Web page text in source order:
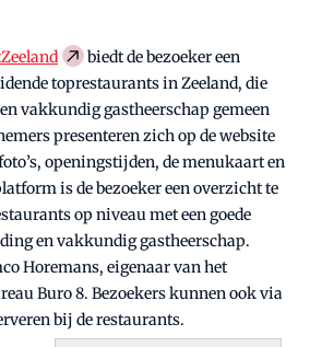
biedt de bezoeker een
toprestaurants in Zeeland, die
vakkundig gastheerschap gemeen
presenteren zich op de website
openingstijden, de menukaart en
is de bezoeker een overzicht te
op niveau met een goede
en vakkundig gastheerschap.
Horemans, eigenaar van het
Buro 8. Bezoekers kunnen ook via
bij de restaurants.